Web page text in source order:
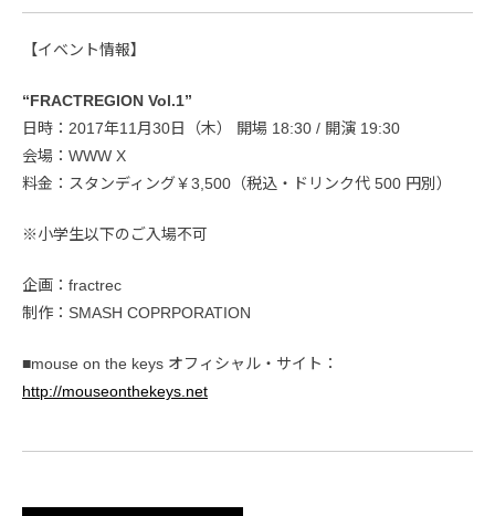
【イベント情報】
“FRACTREGION Vol.1”
日時：2017年11月30日（木） 開場 18:30 / 開演 19:30
会場：WWW X
料金：スタンディング￥3,500（税込・ドリンク代 500 円別）
※小学生以下のご入場不可
企画：fractrec
制作：SMASH COPRPORATION
■mouse on the keys オフィシャル・サイト：
http://mouseonthekeys.net